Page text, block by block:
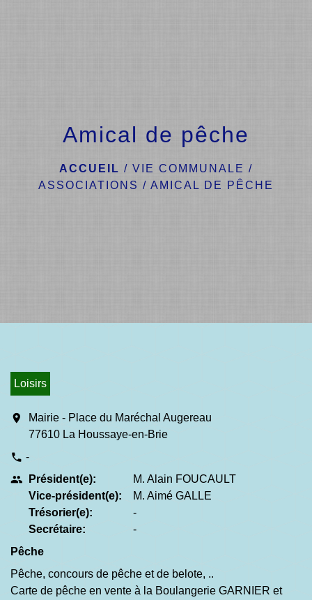
Amical de pêche
ACCUEIL / VIE COMMUNALE /
ASSOCIATIONS / AMICAL DE PÊCHE
Loisirs
location_on
Mairie - Place du Maréchal Augereau
77610 La Houssaye-en-Brie
phone -
people
Président(e):
Vice-président(e):
Trésorier(e):
Secrétaire:
M. Alain FOUCAULT
M. Aimé GALLE
-
-
Pêche
Pêche, concours de pêche et de belote, ..
Carte de pêche en vente à la Boulangerie GARNIER et